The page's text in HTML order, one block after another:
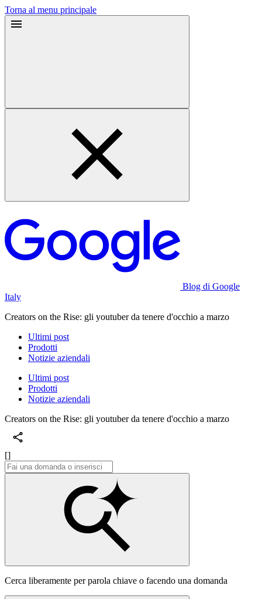
Torna al menu principale
Blog di Google
Italy
Creators on the Rise: gli youtuber da tenere d'occhio a marzo
Ultimi post
Prodotti
Notizie aziendali
Ultimi post
Prodotti
Notizie aziendali
Creators on the Rise: gli youtuber da tenere d'occhio a marzo
[]
Cerca liberamente per parola chiave o facendo una domanda